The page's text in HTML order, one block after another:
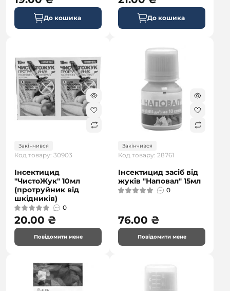
До кошика До кошика
Закінчився
Код товару: 30903
Інсектицид
"ЧистоЖук" 10мл
(протруйник від
шкідників)
0
20.00 ₴
Повідомити мене
Закінчився
Код товару: 28761
Інсектицид засіб від
жуків "Наповал" 15мл
0
76.00 ₴
Повідомити мене